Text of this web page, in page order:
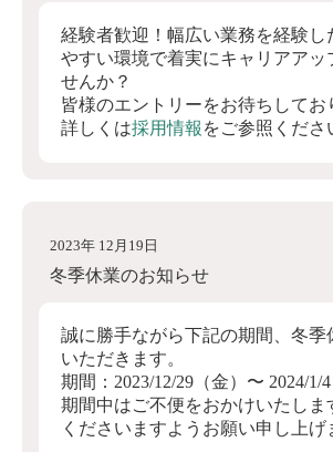
経験者歓迎！幅広い業務を経験し
やすい環境で着実にキャリアアッ
せんか？
皆様のエントリーをお待ちしてお
詳しくは採用情報 をご参照くださ
2023年 12月19日
冬季休業のお知らせ
誠に勝手ながら下記の期間、冬季
いただきます。
期間：2023/12/29（金）〜 2024/1/4
期間中はご不便をおかけいたしま
くださいますようお願い申し上げ